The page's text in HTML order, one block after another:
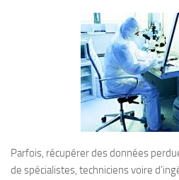
Parfois, récupérer des données
de spécialistes, techniciens voire